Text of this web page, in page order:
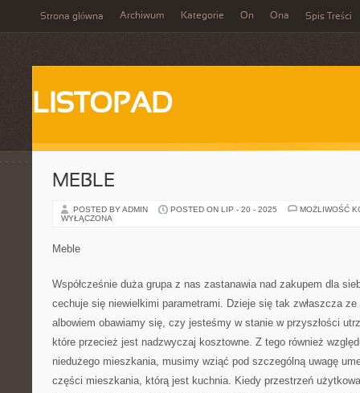
Strona główna Archiwum Kategorie On Ona Spis Treści
LISTOPAD
MEBLE
POSTED BY ADMIN POSTED ON LIP - 20 - 2025
MOŻLIWOŚĆ
WYŁĄCZONA
Meble
Współcześnie duża grupa z nas zastanawia nad zakupem dla
cechuje się niewielkimi parametrami. Dzieje się tak zwłaszcza
albowiem obawiamy się, czy jesteśmy w stanie w przyszłości
które przecież jest nadzwyczaj kosztowne. Z tego również
niedużego mieszkania, musimy wziąć pod szczególną uwagę
części mieszkania, którą jest kuchnia. Kiedy przestrzeń